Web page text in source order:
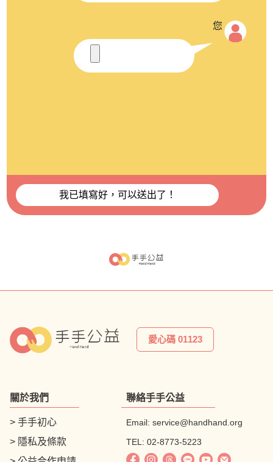
您
愛心碼 01123
關於我們
> 手手初心
> 隱私及條款
聯絡手手公益
Email:service@handhand.org
TEL: 02-8773-5223